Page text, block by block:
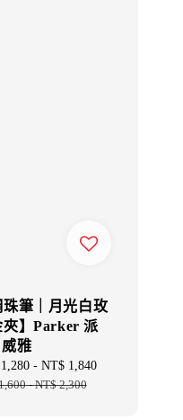
珠筆｜月光白玫
夾】Parker 派
雅
- NT$ 1,840
-NT$ 2,300